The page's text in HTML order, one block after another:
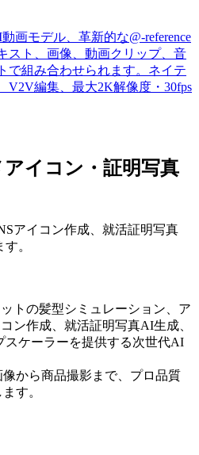
画モデル、革新的な@-reference
スト、画像、動画クリップ、音
で組み合わせられます。ネイテ
V2V編集、最大2K解像度・30fps
イコン・証明写真
アイコン作成、就活証明写真
。
トの髪型シミュレーション、ア
ン作成、就活証明写真AI生成、
スケーラーを提供する次世代AI
から商品撮影まで、プロ品質
す。